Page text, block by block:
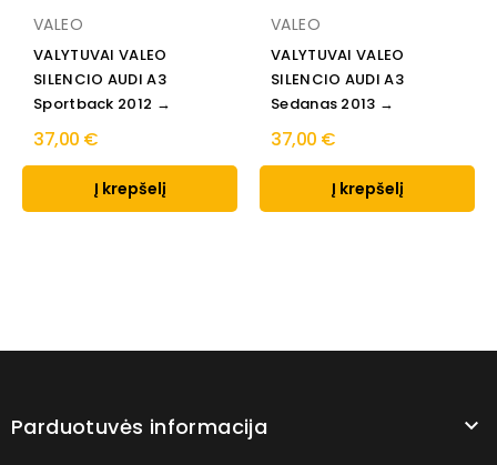
VALEO
VALYTUVAI VALEO
SILENCIO AUDI A3
Sportback 2012 →
37,00 €
Į krepšelį
VALEO
VALYTUVAI VALEO
SILENCIO AUDI A3
Sedanas 2013 →
37,00 €
Į krepšelį
Parduotuvės informacija 